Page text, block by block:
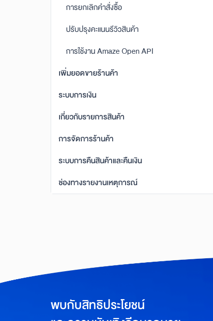
การยกเลิกคำสั่งซื้อ
ปรับปรุงคะแนนรีวิวสินค้า
การใช้งาน Amaze Open API
เพิ่มยอดขายร้านค้า
ระบบการเงิน
เกี่ยวกับรายการสินค้า
การจัดการร้านค้า
ระบบการคืนสินค้าและคืนเงิน
ช่องทางรายงานเหตุการณ์
พบกับสิทธิประโยชน์